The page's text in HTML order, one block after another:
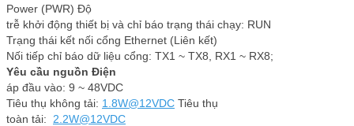
Power (PWR) Độ
trễ khởi động thiết bị và chỉ báo trạng thái chạy: RUN
Trạng thái kết nối cổng Ethernet (Liên kết)
Nối tiếp chỉ báo dữ liệu cổng: TX1 ~ TX8, RX1 ~ RX8;
Yêu cầu nguồn Điện
áp đầu vào: 9 ~ 48VDC
Tiêu thụ không tải: 1.8W@12VDC Tiêu thụ
toàn tải: 2.2W@12VDC